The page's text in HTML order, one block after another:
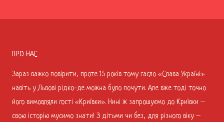
ПРО НАС
Зараз важко повірити, проте 15 років тому гасло «Слава Україні»
навіть у Львові рідко-де можна було почути. Але вже тоді точно
його вимовляли гості «Криївки». Нині ж запрошуємо до Криївки –
свою історію мусимо знати! З дітьми чи без, для різного віку –